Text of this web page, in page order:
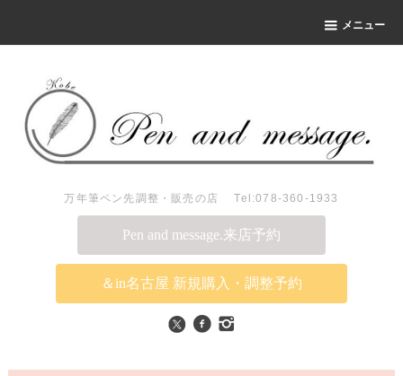
メニュー
万年筆ペン先調整・販売の店 Tel:078-360-1933
Pen and message.来店予約
＆in名古屋 新規購入・調整予約